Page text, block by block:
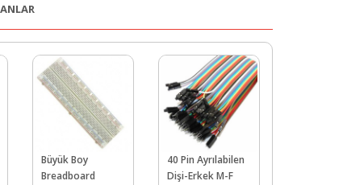
Büyük Boy
Breadboard
40 Pin Ayrılabilen
Dişi-Erkek M-F